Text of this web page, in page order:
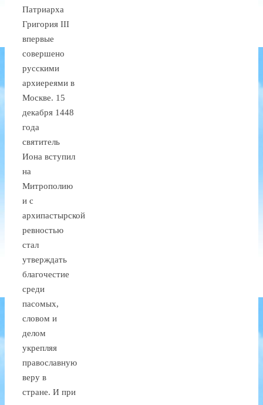
Патриарха
Григория III
впервые
совершено
русскими
архиереями в
Москве. 15
декабря 1448
года
святитель
Иона вступил
на
Митрополию
и с
архипастырской
ревностью
стал
утверждать
благочестие
среди
пасомых,
словом и
делом
укрепляя
православную
веру в
стране. И при